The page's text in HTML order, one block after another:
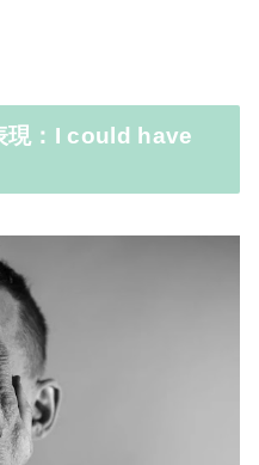
現：I could have